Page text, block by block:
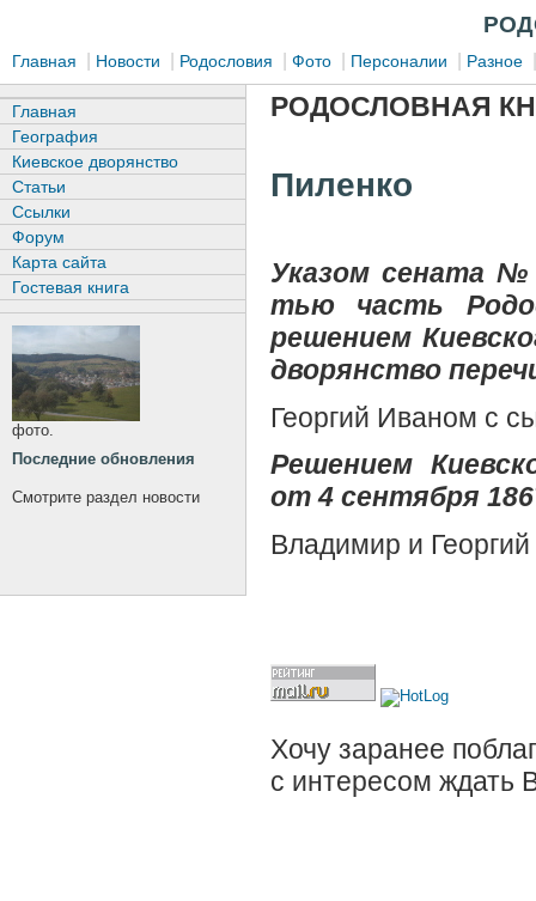
Главная Новости Родословия Фото Персоналии Разное
РОДОСЛОВНАЯ
Пиленко
Указом сената №
тью часть
решением
дворянство
Георгий Иваном с
Решением
от 4 сентября
Владимир и
Хочу заранее
с интересом ждать
Главная
География
Киевское дворянство
Статьи
Ссылки
Форум
Карта сайта
Гостевая книга
фото.
Последние обновления
Смотрите раздел новости